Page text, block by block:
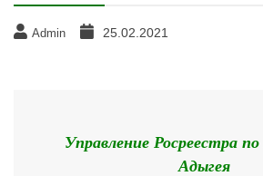
Admin 25.02.2021
Управление Росреестра по
Адыгея